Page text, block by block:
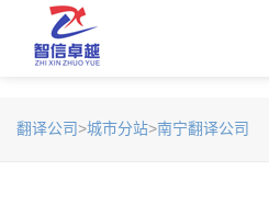
翻译公司>城市分站>南宁翻译公司